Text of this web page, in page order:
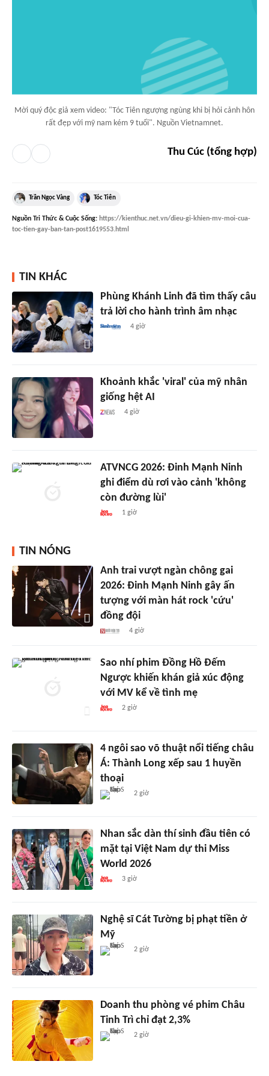
Mời quý độc giả xem video: "Tóc Tiên ngượng ngùng khi bị hỏi cảnh hôn
rất đẹp với mỹ nam kém 9 tuổi". Nguồn Vietnamnet.
Thu Cúc (tổng hợp)
Trần Ngọc Vàng Tóc Tiên
Nguồn Tri Thức & Cuộc Sống: https://kienthuc.net.vn/dieu-gi-khien-mv-moi-cua-
toc-tien-gay-ban-tan-post1619553.html
TIN KHÁC
Phùng Khánh Linh đã tìm thấy câu
trả lời cho hành trình âm nhạc
4 giờ
Khoảnh khắc 'viral' của mỹ nhân
giống hệt AI
4 giờ
ATVNCG 2026: Đinh Mạnh Ninh
ghi điểm dù rơi vào cảnh 'không
còn đường lùi'
1 giờ
TIN NÓNG
Anh trai vượt ngàn chông gai
2026: Đinh Mạnh Ninh gây ấn
tượng với màn hát rock 'cứu'
đồng đội
4 giờ
Sao nhí phim Đồng Hồ Đếm
Ngược khiến khán giả xúc động
với MV kể về tình mẹ
2 giờ
4 ngôi sao võ thuật nổi tiếng châu
Á: Thành Long xếp sau 1 huyền
thoại
2 giờ
Nhan sắc dàn thí sinh đầu tiên có
mặt tại Việt Nam dự thi Miss
World 2026
3 giờ
Nghệ sĩ Cát Tường bị phạt tiền ở
Mỹ
2 giờ
Doanh thu phòng vé phim Châu
Tinh Trì chỉ đạt 2,3%
2 giờ